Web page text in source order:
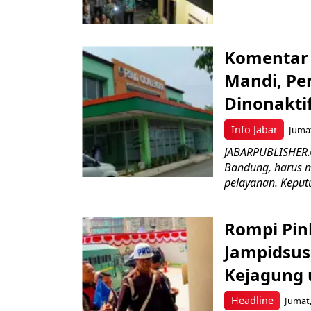
Info Jabar
Komentar
Mandi,
Bandung, harus
pelayanan.
Headline
Rompi
Kejagung